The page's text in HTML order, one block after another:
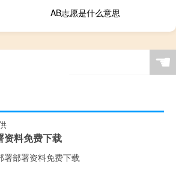
AB志愿是什么意思
☚
资料免费下载